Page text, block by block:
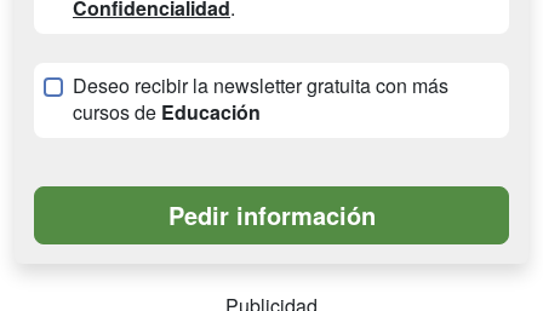
Confidencialidad.
Deseo recibir la newsletter gratuita con más
cursos de Educación